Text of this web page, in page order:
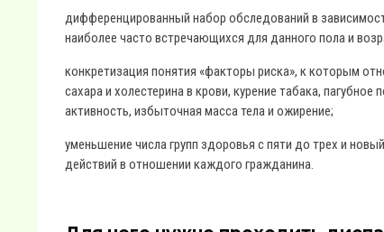
дифференцированный набор обследований в
наиболее часто встречающихся для данного пола и
конкретизация понятия «факторы риска», к которым
сахара и холестерина в крови, курение табака,
активность, избыточная масса тела и ожирение;
уменьшение числа групп здоровья с пяти до трех и
действий в отношении каждого гражданина.